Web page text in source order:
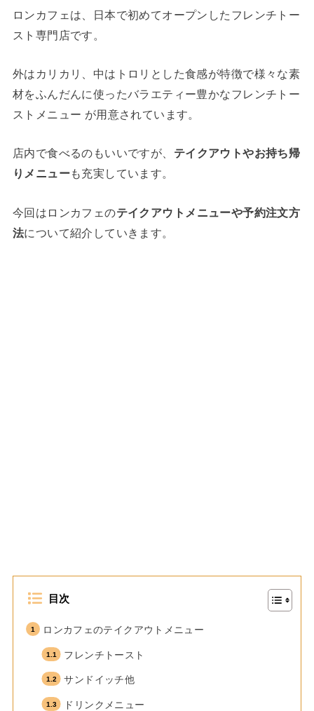
ロンカフェは、日本で初めてオープンしたフレンチトー
スト専門店です。
外はカリカリ、中はトロリとした食感が特徴で様々な素
材をふんだんに使ったバラエティー豊かなフレンチトー
ストメニュー が用意されています。
店内で食べるのもいいですが、 テイクアウトやお持ち帰
りメニューも充実しています。
今回はロンカフェのテイクアウトメニューや予約注文方
法について紹介していきます。
目次
ロンカフェのテイクアウトメニュー
フレンチトースト
サンドイッチ他
ドリンクメニュー